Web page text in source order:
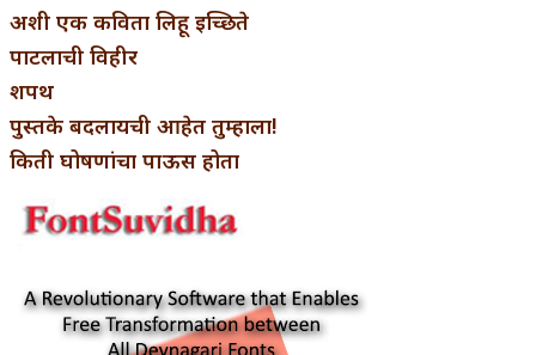
अशी एक कविता लिहू इच्छिते
पाटलाची विहीर
शपथ
पुस्तके बदलायची आहेत तुम्हाला!
किती घोषणांचा पाऊस होता